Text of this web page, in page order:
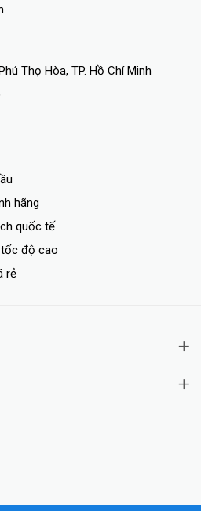
Thọ Hòa, TP. Hồ Chí Minh
hãng
quốc tế
tốc độ cao
rẻ